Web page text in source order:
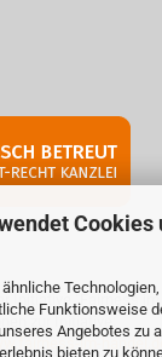
Cookies
Funktionsweise
Angebotes zu
bieten zu
Initiative "Fairness
zur Initiative:
im-handel.de